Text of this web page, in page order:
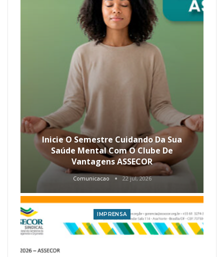
Inicie O Semestre Cuidando Da Sua
Saúde Mental Com O Clube De
Vantagens ASSECOR
Comunicacao 22 jul, 2026
IMPRENSA